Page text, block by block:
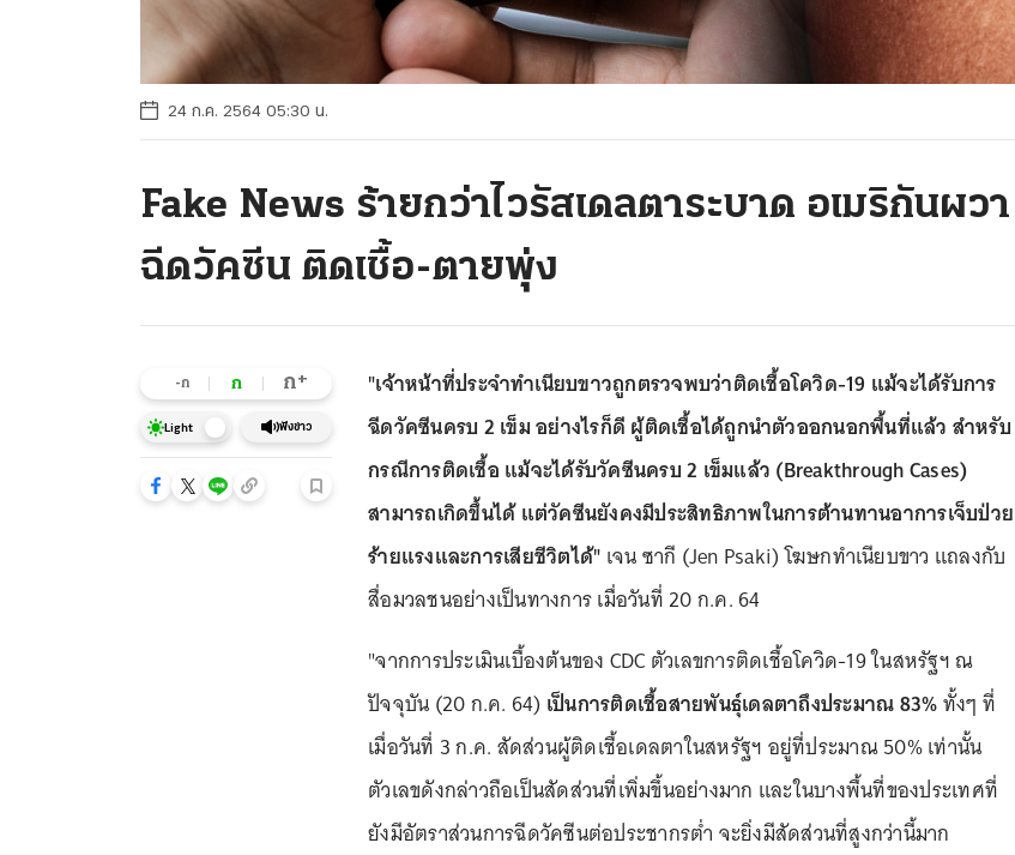
24 ก.ค. 2564 05:30 น.
Fake News ร้ายกว่าไวรัสเดลตาระบาด อเมริกันผวา
ฉีดวัคซีน ติดเชื้อ-ตายพุ่ง
-ก ก ก+
Light ฟังข่าว
"เจ้าหน้าที่ประจำทำเนียบขาวถูกตรวจพบว่าติดเชื้อโควิด-19 แม้จะได้รับการ
ฉีดวัคซีนครบ 2 เข็ม อย่างไรก็ดี ผู้ติดเชื้อได้ถูกนำตัวออกนอกพื้นที่แล้ว สำหรับ
กรณีการติดเชื้อ แม้จะได้รับวัคซีนครบ 2 เข็มแล้ว (Breakthrough Cases)
สามารถเกิดขึ้นได้ แต่วัคซีนยังคงมีประสิทธิภาพในการต้านทานอาการเจ็บป่วย
ร้ายแรงและการเสียชีวิตได้" เจน ซากี (Jen Psaki) โฆษกทำเนียบขาว แถลงกับ
สื่อมวลชนอย่างเป็นทางการ เมื่อวันที่ 20 ก.ค. 64
"จากการประเมินเบื้องต้นของ CDC ตัวเลขการติดเชื้อโควิด-19 ในสหรัฐฯ ณ
ปัจจุบัน (20 ก.ค. 64) เป็นการติดเชื้อสายพันธุ์เดลตาถึงประมาณ 83%ทั้งๆ ที่
เมื่อวันที่ 3 ก.ค. สัดส่วนผู้ติดเชื้อเดลตาในสหรัฐฯ อยู่ที่ประมาณ 50% เท่านั้น
ตัวเลขดังกล่าวถือเป็นสัดส่วนที่เพิ่มขึ้นอย่างมาก และในบางพื้นที่ของประเทศที่
ยังมีอัตราส่วนการฉีดวัคซีนต่อประชากรต่ำ จะยิ่งมีสัดส่วนที่สูงกว่านี้มาก